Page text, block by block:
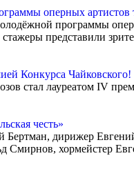
оперных артистов
программы
представили
Конкурса Чайковского!
стал лауреатом IV
честь»
Бертман, дирижер
Смирнов, хормейстер